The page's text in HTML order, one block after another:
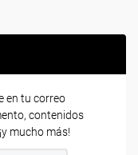
en tu correo
contenidos
mucho más!